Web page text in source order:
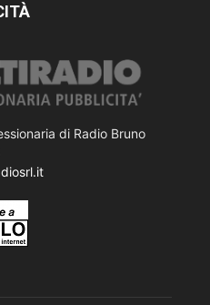
di Radio Bruno